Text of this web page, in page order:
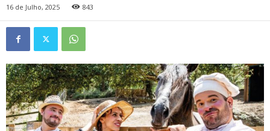
16 de Julho, 2025 843